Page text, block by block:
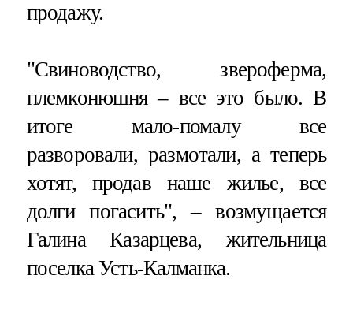
продажу.
"Свиноводство, звероферма,
племконюшня – все это было. В
итоге мало-помалу все
разворовали, размотали, а теперь
хотят, продав наше жилье, все
долги погасить", – возмущается
Галина Казарцева, жительница
поселка Усть-Калманка.